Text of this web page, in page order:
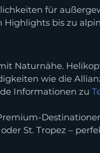
für
bis zu
Naturnähe.
wie die
Informationen zu
St. Tropez –